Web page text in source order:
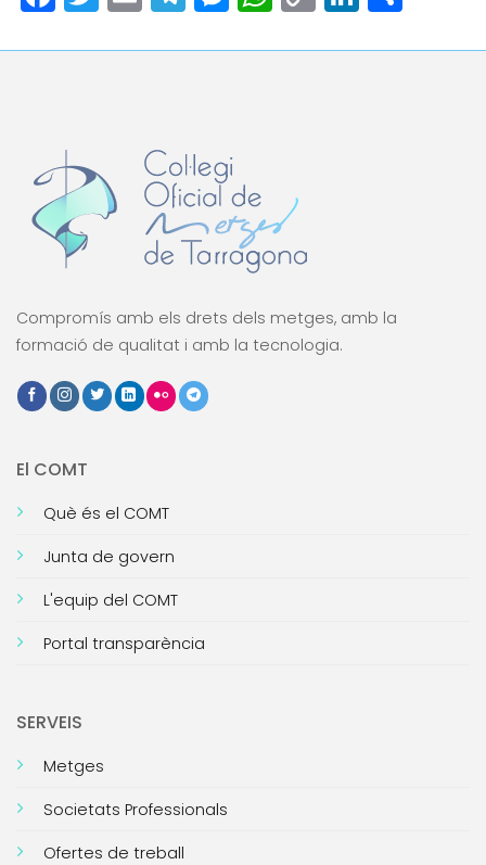
Compromís amb els drets dels metges, amb la
formació de qualitat i amb la tecnologia.
El COMT
Què és el COMT
Junta de govern
L'equip del COMT
Portal transparència
SERVEIS
Metges
Societats Professionals
Ofertes de treball